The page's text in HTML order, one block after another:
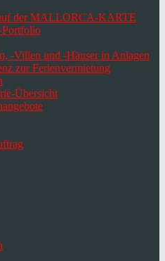
der MALLORCA-KARTE
-Villen und -Häuser in Anlagen
zur Ferienvermietung
Übersicht